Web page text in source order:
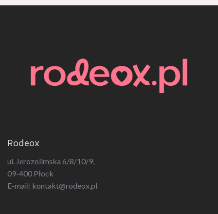
Rodeox
ul. Jerozolimska 6/8/10/9,
09-400 Płock
E-mail: kontakt@rodeox.pl